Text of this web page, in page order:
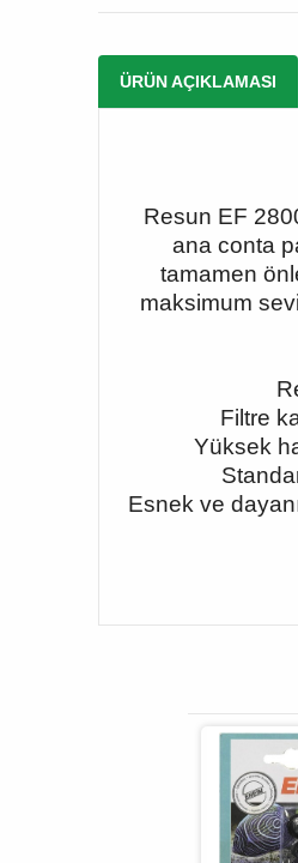
ÜRÜN AÇIKLAMASI
Resun EF
ana conta
tamamen
maksimum
Filtre
Yüksek
Esnek ve